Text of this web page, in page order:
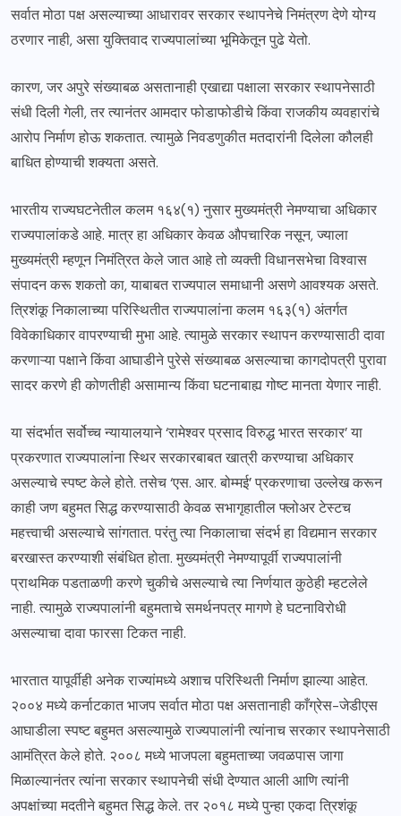
सर्वात मोठा पक्ष असल्याच्या आधारावर सरकार स्थापनेचे निमंत्रण देणे योग्य
ठरणार नाही, असा युक्तिवाद राज्यपालांच्या भूमिकेतून पुढे येतो.
कारण, जर अपुरे संख्याबळ असतानाही एखाद्या पक्षाला सरकार स्थापनेसाठी
संधी दिली गेली, तर त्यानंतर आमदार फोडाफोडीचे किंवा राजकीय व्यवहारांचे
आरोप निर्माण होऊ शकतात. त्यामुळे निवडणुकीत मतदारांनी दिलेला कौलही
बाधित होण्याची शक्यता असते.
भारतीय राज्यघटनेतील कलम १६४(१) नुसार मुख्यमंत्री नेमण्याचा अधिकार
राज्यपालांकडे आहे. मात्र हा अधिकार केवळ औपचारिक नसून, ज्याला
मुख्यमंत्री म्हणून निमंत्रित केले जात आहे तो व्यक्ती विधानसभेचा विश्वास
संपादन करू शकतो का, याबाबत राज्यपाल समाधानी असणे आवश्यक असते.
त्रिशंकू निकालाच्या परिस्थितीत राज्यपालांना कलम १६३(१) अंतर्गत
विवेकाधिकार वापरण्याची मुभा आहे. त्यामुळे सरकार स्थापन करण्यासाठी दावा
करणाऱ्या पक्षाने किंवा आघाडीने पुरेसे संख्याबळ असल्याचा कागदोपत्री पुरावा
सादर करणे ही कोणतीही असामान्य किंवा घटनाबाह्य गोष्ट मानता येणार नाही.
या संदर्भात सर्वोच्च न्यायालयाने ‘रामेश्वर प्रसाद विरुद्ध भारत सरकार’ या
प्रकरणात राज्यपालांना स्थिर सरकारबाबत खात्री करण्याचा अधिकार
असल्याचे स्पष्ट केले होते. तसेच ‘एस. आर. बोम्मई’ प्रकरणाचा उल्लेख करून
काही जण बहुमत सिद्ध करण्यासाठी केवळ सभागृहातील फ्लोअर टेस्टच
महत्त्वाची असल्याचे सांगतात. परंतु त्या निकालाचा संदर्भ हा विद्यमान सरकार
बरखास्त करण्याशी संबंधित होता. मुख्यमंत्री नेमण्यापूर्वी राज्यपालांनी
प्राथमिक पडताळणी करणे चुकीचे असल्याचे त्या निर्णयात कुठेही म्हटलेले
नाही. त्यामुळे राज्यपालांनी बहुमताचे समर्थनपत्र मागणे हे घटनाविरोधी
असल्याचा दावा फारसा टिकत नाही.
भारतात यापूर्वीही अनेक राज्यांमध्ये अशाच परिस्थिती निर्माण झाल्या आहेत.
२००४ मध्ये कर्नाटकात भाजप सर्वात मोठा पक्ष असतानाही काँग्रेस-जेडीएस
आघाडीला स्पष्ट बहुमत असल्यामुळे राज्यपालांनी त्यांनाच सरकार स्थापनेसाठी
आमंत्रित केले होते. २००८ मध्ये भाजपला बहुमताच्या जवळपास जागा
मिळाल्यानंतर त्यांना सरकार स्थापनेची संधी देण्यात आली आणि त्यांनी
अपक्षांच्या मदतीने बहुमत सिद्ध केले. तर २०१८ मध्ये पुन्हा एकदा त्रिशंकू